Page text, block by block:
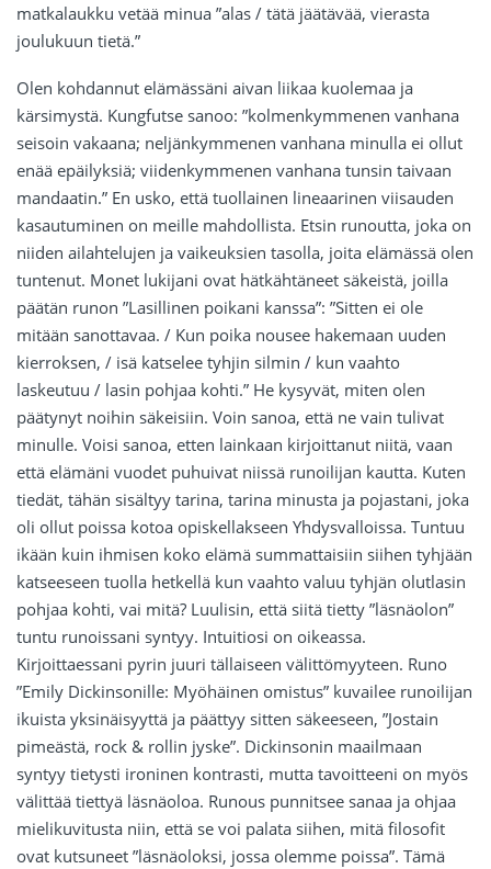
matkalaukku vetää minua ”alas / tätä jäätävää, vierasta
joulukuun tietä.”
Olen kohdannut elämässäni aivan liikaa kuolemaa ja
kärsimystä. Kungfutse sanoo: ”kolmenkymmenen vanhana
seisoin vakaana; neljänkymmenen vanhana minulla ei ollut
enää epäilyksiä; viidenkymmenen vanhana tunsin taivaan
mandaatin.” En usko, että tuollainen lineaarinen viisauden
kasautuminen on meille mahdollista. Etsin runoutta, joka on
niiden ailahtelujen ja vaikeuksien tasolla, joita elämässä olen
tuntenut. Monet lukijani ovat hätkähtäneet säkeistä, joilla
päätän runon ”Lasillinen poikani kanssa”: ”Sitten ei ole
mitään sanottavaa. / Kun poika nousee hakemaan uuden
kierroksen, / isä katselee tyhjin silmin / kun vaahto
laskeutuu / lasin pohjaa kohti.” He kysyvät, miten olen
päätynyt noihin säkeisiin. Voin sanoa, että ne vain tulivat
minulle. Voisi sanoa, etten lainkaan kirjoittanut niitä, vaan
että elämäni vuodet puhuivat niissä runoilijan kautta. Kuten
tiedät, tähän sisältyy tarina, tarina minusta ja pojastani, joka
oli ollut poissa kotoa opiskellakseen Yhdysvalloissa. Tuntuu
ikään kuin ihmisen koko elämä summattaisiin siihen tyhjään
katseeseen tuolla hetkellä kun vaahto valuu tyhjän olutlasin
pohjaa kohti, vai mitä? Luulisin, että siitä tietty ”läsnäolon”
tuntu runoissani syntyy. Intuitiosi on oikeassa.
Kirjoittaessani pyrin juuri tällaiseen välittömyyteen. Runo
”Emily Dickinsonille: Myöhäinen omistus” kuvailee runoilijan
ikuista yksinäisyyttä ja päättyy sitten säkeeseen, ”Jostain
pimeästä, rock & rollin jyske”. Dickinsonin maailmaan
syntyy tietysti ironinen kontrasti, mutta tavoitteeni on myös
välittää tiettyä läsnäoloa. Runous punnitsee sanaa ja ohjaa
mielikuvitusta niin, että se voi palata siihen, mitä filosofit
ovat kutsuneet ”läsnäoloksi, jossa olemme poissa”. Tämä